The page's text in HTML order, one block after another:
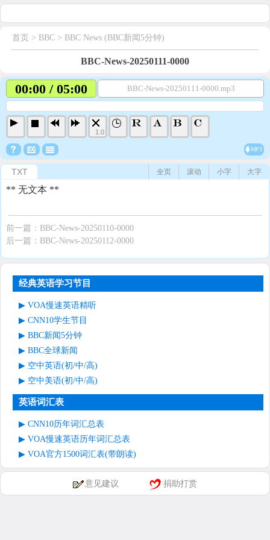
首页 > BBC > BBC News (BBC新闻5分钟)
BBC-News-20250111-0000
00:00 / 05:00 BBC-News-20250111-0000.mp3
1.0
MP3
TXT 大字
小字
滚动
全页
** 无文本 **
前一篇： BBC-News-20250110-0000
后一篇： BBC-News-20250112-0000
经典英语学习节目
VOA慢速英语精听
CNN10学生节目
BBC新闻5分钟
BBC全球新闻
空中英语(初/中/高)
空中美语(初/中/高)
英语词汇表
CNN10历年词汇总表
VOA慢速英语历年词汇总表
VOA官方1500词汇表(带朗读)
意见建议 捐助打赏